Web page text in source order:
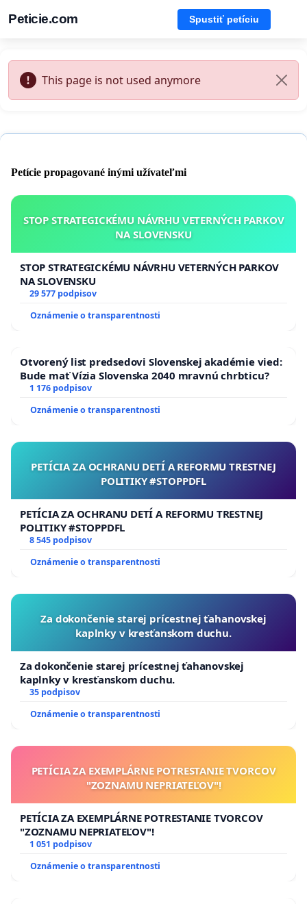
Peticie.com Spustiť petíciu
This page is not used anymore
Petície propagované inými užívateľmi
STOP STRATEGICKÉMU NÁVRHU VETERNÝCH PARKOV
NA SLOVENSKU
STOP STRATEGICKÉMU NÁVRHU VETERNÝCH PARKOV
NA SLOVENSKU
29 577 podpisov
Oznámenie o transparentnosti
Otvorený list predsedovi Slovenskej akadémie vied:
Bude mať Vízia Slovenska 2040 mravnú chrbticu?
1 176 podpisov
Oznámenie o transparentnosti
PETÍCIA ZA OCHRANU DETÍ A REFORMU TRESTNEJ
POLITIKY #STOPPDFL
PETÍCIA ZA OCHRANU DETÍ A REFORMU TRESTNEJ
POLITIKY #STOPPDFL
8 545 podpisov
Oznámenie o transparentnosti
Za dokončenie starej prícestnej ťahanovskej
kaplnky v kresťanskom duchu.
Za dokončenie starej prícestnej ťahanovskej
kaplnky v kresťanskom duchu.
35 podpisov
Oznámenie o transparentnosti
PETÍCIA ZA EXEMPLÁRNE POTRESTANIE TVORCOV
"ZOZNAMU NEPRIATEĽOV"!
PETÍCIA ZA EXEMPLÁRNE POTRESTANIE TVORCOV
"ZOZNAMU NEPRIATEĽOV"!
1 051 podpisov
Oznámenie o transparentnosti